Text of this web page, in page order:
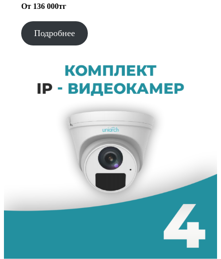
От 136 000тг
Подробнее